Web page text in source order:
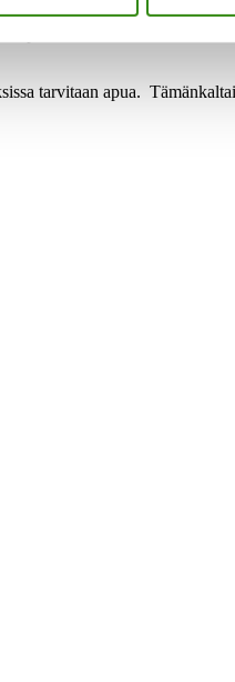
tekijänsä
epävarmuutta
tarvitaan apua.